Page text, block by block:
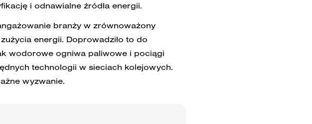
i odnawialne źródła energii.
branży w zrównoważony
energii. Doprowadziło to do
wodorowe ogniwa paliwowe i pociągi
technologii w sieciach kolejowych.
wyzwanie.